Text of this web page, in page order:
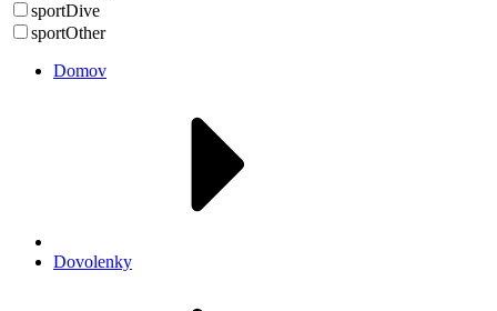
sportDive
sportOther
Domov
Dovolenky